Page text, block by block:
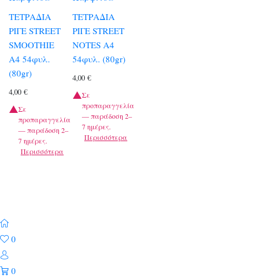
ΤΕΤΡΑΔΙΑ
ΡΙΓΕ STREET
SMOOTHIE
A4 54φυλ.
(80gr)
4,00 €
Σε
προπαραγγελία
— παράδοση 2–
7 ημέρες.
Περισσότερα
ΤΕΤΡΑΔΙΑ
ΡΙΓΕ STREET
NOTES A4
54φυλ. (80gr)
4,00€
Σε
προπαραγγελία
— παράδοση 2–
7 ημέρες.
Περισσότερα
0
0